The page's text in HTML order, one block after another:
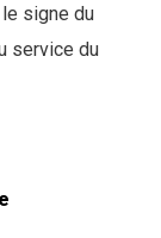
signe du
service du